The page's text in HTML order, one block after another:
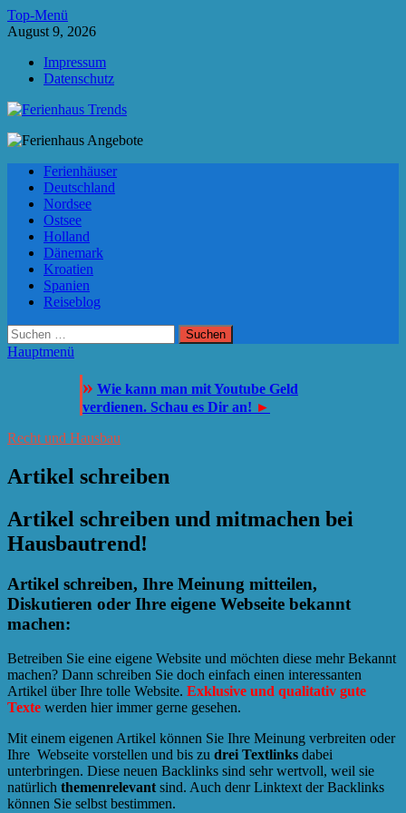
Zum
Inhalt
Top-Menü
August 9, 2026
Impressum
Datenschutz
Ferienhaus Trends
Ferienhäuser
Deutschland
Nordsee
Ostsee
Holland
Dänemark
Kroatien
Spanien
Reiseblog
Suchen
nach:
Hauptmenü
» Wie kann man mit Youtube Geld
verdienen. Schau es Dir an! ►
Recht und Hausbau
Artikel schreiben
Artikel schreiben und mitmachen bei
Hausbautrend!
Artikel schreiben, Ihre Meinung mitteilen,
Diskutieren oder Ihre eigene Webseite bekannt
machen:
Betreiben Sie eine eigene Website und möchten diese mehr Bekannt
machen? Dann schreiben Sie doch einfach einen interessanten
Artikel über Ihre tolle Website. Exklusive und qualitativ gute
Texte werden hier immer gerne gesehen.
Mit einem eigenen Artikel können Sie Ihre Meinung verbreiten oder
Ihre Webseite vorstellen und bis zu drei Textlinks dabei
unterbringen. Diese neuen Backlinks sind sehr wertvoll, weil sie
natürlich themenrelevantsind. Auch denr Linktext der Backlinks
können Sie selbst bestimmen.